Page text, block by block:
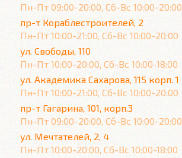
Пн-Пт 09:00-20:00, Сб-Вс 10:00-20:00
пр-т Кораблестроителей, 2
Пн-Пт 10:00-21:00, Сб-Вс 10:00-20:00
ул. Свободы, 110
Пн-Пт 10:00-20:00, Сб-Вс 10:00-18:00
ул. Академика Сахарова, 115 корп. 1
Пн-Пт 10:00-21:00, Сб-Вс 10:00-20:00
пр-т Гагарина, 101, корп.3
Пн-Пт 09:00-20:00, Сб-Вс 10:00-20:00
ул. Мечтателей, 2, 4
Пн-Пт 10:00-20:00, Сб-Вс 10:00-18:00